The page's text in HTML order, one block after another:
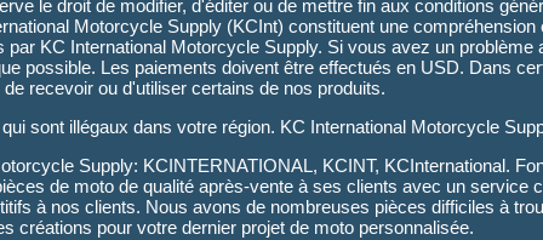
le droit de modifier, d'éditer ou de mettre fin aux conditions
Motorcycle Supply (KCInt) constituent une compréhension
KC International Motorcycle Supply. Si vous avez un problème
possible. Les paiements doivent être effectués en USD. Dans
recevoir ou d'utiliser certains de nos produits.
sont illégaux dans votre région. KC International Motorcycle
Supply: KCINTERNATIONAL, KCINT, KCInternational.
de moto de qualité après-vente à ses clients avec un service
à nos clients. Nous avons de nombreuses pièces difficiles à
créations pour votre dernier projet de moto personnalisée.